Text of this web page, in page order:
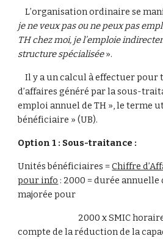
L’organisation ordinaire se
je ne veux pas ou ne peux pas
TH chez moi, je l’emploie
structure spécialisée ».
    Il y a un calcul à effectuer pour traduire le chiffre
d’affaires généré par la sous-
emploi annuel de TH », le terme
bénéficiaire » (UB).
Option 1 : Sous-traitance :
Unités bénéficiaires =
pour info : 2000 = durée annuelle
majorée pour
compte de la réduction de la